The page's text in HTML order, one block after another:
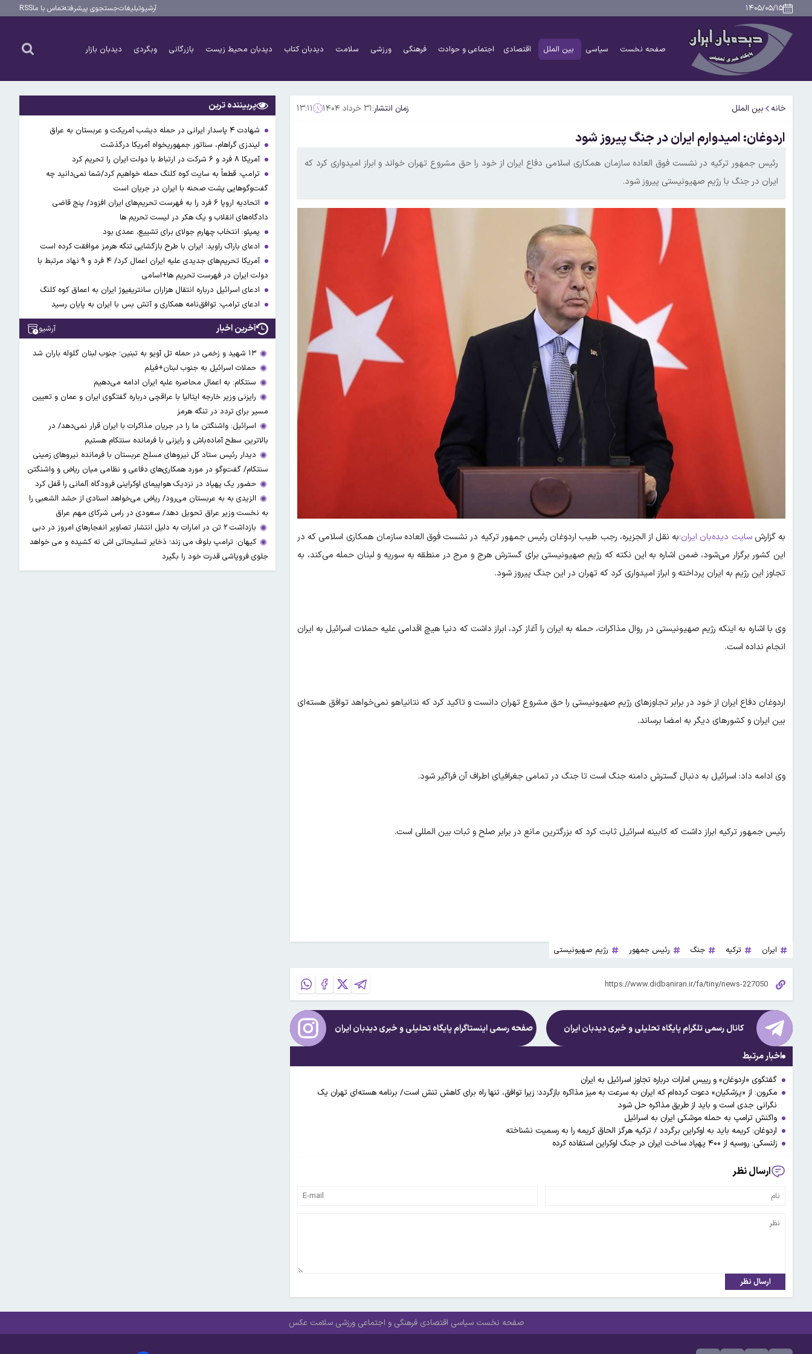
۱۴۰۵/۰۵/۱۵ آرشیوتبلیغاتجستجوی پیشرفتهتماس با ماRSS
صفحه نخست سیاسی بین الملل اقتصادی اجتماعی و حوادث فرهنگی ورزشی سلامت دیدبان کتاب دیدبان محیط زیست بازرگانی وبگردی دیدبان بازار
خانه بین الملل زمان انتشار:۳۱ خرداد ۱۴۰۴ ۱۳:۱۱
اردوغان: امیدوارم ایران در جنگ پیروز شود
رئیس جمهور ترکیه در نشست فوق العاده سازمان همکاری اسلامی دفاع ایران از خود را حق مشروع تهران خواند و ابراز امیدواری کرد که
ایران در جنگ با رژیم صهیونیستی پیروز شود.
به گزارشسایت دیده‌بان ایران؛به نقل از الجزیره، رجب طیب اردوغان رئیس جمهور ترکیه در نشست فوق العاده سازمان همکاری اسلامی که در
این کشور برگزار می‌شود، ضمن اشاره به این نکته که رژیم صهیونیستی برای گسترش هرج و مرج در منطقه به سوریه و لبنان حمله می‌کند، به
تجاوز این رژیم به ایران پرداخته و ابراز امیدواری کرد که تهران در این جنگ پیروز شود.
وی با اشاره به اینکه رژیم صهیونیستی در روال مذاکرات، حمله به ایران را آغاز کرد، ابراز داشت که دنیا هیچ اقدامی علیه حملات اسرائیل به ایران
انجام نداده است.
اردوغان دفاع ایران از خود در برابر تجاوزهای رژیم صهیونیستی را حق مشروع تهران دانست و تاکید کرد که نتانیاهو نمی‌خواهد توافق هسته‌ای
بین ایران و کشورهای دیگر به امضا برساند.
وی ادامه داد: اسرائیل به دنبال گسترش دامنه جنگ است تا جنگ در تمامی جغرافیای اطراف آن فراگیر شود.
رئیس جمهور ترکیه ابراز داشت که کابینه اسرائیل ثابت کرد که بزرگترین مانع در برابر صلح و ثبات بین المللی است.
ایران ترکیه جنگ رئیس جمهور رژیم صهیونیستی
کانال رسمی تلگرام پایگاه تحلیلی و خبریدیدبان ایران صفحه رسمی اینستاگرام پایگاه تحلیلی و خبریدیدبان ایران
اخبار مرتبط
گفتگوی «اردوغان» و رییس امارات درباره تجاوز اسرائیل به ایران
مکرون: از «پزشکیان» دعوت کرده‌ام که ایران به سرعت به میز مذاکره بازگردد؛ زیرا توافق، تنها راه برای کاهش تنش است/ برنامه هسته‌ای تهران یک
نگرانی جدی است و باید از طریق مذاکره حل شود
واکنش ترامپ به حمله موشکی ایران به اسرائیل
اردوغان: کریمه باید به اوکراین برگردد / ترکیه هرگز الحاق کریمه را به رسمیت نشناخته
زلنسکی: روسیه از ۴۰۰ پهپاد ساخت ایران در جنگ اوکراین استفاده کرده
ارسال نظر
ارسال نظر
پربیننده ترین
شهادت ۴ پاسدار ایرانی در حمله دیشب آمریکت و عربستان به عراق
لیندزی گراهام، سناتور جمهوریخواه آمریکا درگذشت
آمریکا ۸ فرد و ۶ شرکت در ارتباط با دولت ایران را تحریم کرد
ترامپ: قطعاً به سایت کوه کلنگ حمله خواهیم کرد/شما نمی‌دانید چه
گفت‌وگوهایی پشت صحنه با ایران در جریان است
اتحادیه اروپا ۶ فرد را به فهرست تحریم‌های ایران افزود/ پنج قاضی
دادگاه‌های انقلاب و یک هکر در لیست تحریم ها
پمپئو: انتخاب چهارم جولای برای تشییع، عمدی بود
ادعای باراک راوید: ایران با طرح بازگشایی تنگه هرمز موافقت کرده است
آمریکا تحریم‌های جدیدی علیه ایران اعمال کرد/ ۴ فرد و ۹ نهاد مرتبط با
دولت ایران در فهرست تحریم ها+اسامی
ادعای اسرائیل درباره انتقال هزاران سانتریفیوژ ایران به اعماق کوه کلنگ
ادعای ترامپ: توافق‌نامه همکاری و آتش بس با ایران به پایان رسید
آخرین اخبار آرشیو
۱۳ شهید و زخمی در حمله تل آویو به تبنین؛ جنوب لبنان گلوله باران شد
حملات اسرائیل به جنوب لبنان+فیلم
سنتکام: به اعمال محاصره علیه ایران ادامه می‌دهیم
رایزنی وزیر خارجه ایتالیا با عراقچی درباره گفتگوی ایران و عمان و تعیین
مسیر برای تردد در تنگه هرمز
اسرائیل: واشنگتن ما را در جریان مذاکرات با ایران قرار نمی‌دهد/ در
بالاترین سطح آماده‌باش و رایزنی با فرمانده سنتکام هستیم
دیدار رئیس ستاد کل نیروهای مسلح عربستان با فرمانده نیروهای زمینی
سنتکام/ گفت‌وگو در مورد همکاری‌های دفاعی و نظامی میان ریاض و واشنگتن
حضور یک پهپاد در نزدیک هواپیمای اوکراینی فرودگاه آلمانی را قفل کرد
الزیدی به به عربستان می‌رود/ ریاض می‌خواهد اسنادی از حشد الشعبی را
به نخست وزیر عراق تحویل دهد/ سعودی در راس شرکای مهم عراق
بازداشت ۲ تن در امارات به‌ دلیل انتشار تصاویر انفجارهای امروز در دبی
کیهان: ترامپ بلوف می زند؛ ذخایر تسلیحاتی اش ته کشیده و می خواهد
جلوی فروپاشی قدرت خود را بگیرد
صفحه نخست سیاسی اقتصادی فرهنگی و اجتماعی ورزشی سلامت عکس